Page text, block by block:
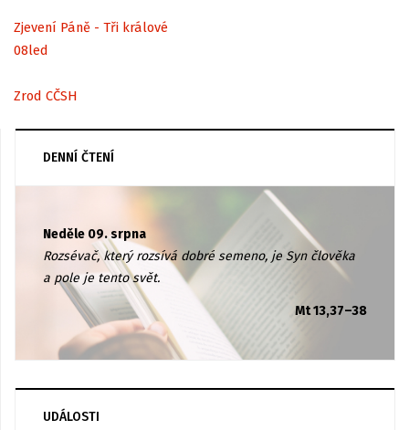
Zjevení Páně - Tři králové
08led
Zrod CČSH
DENNÍ ČTENÍ
Neděle 09. srpna
Rozsévač, který rozsívá dobré semeno, je Syn člověka
a pole je tento svět.
Mt 13,37–38
UDÁLOSTI